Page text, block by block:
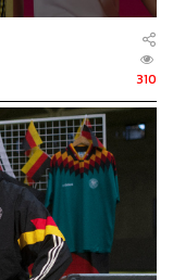
310